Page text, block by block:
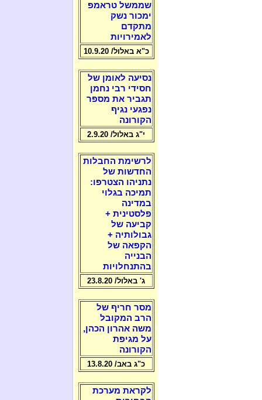
שממשל טראמפ
ימכור נשק
מתקדם
לאמירויות
כ"א באלול/ 10.9.20
נסיעה לאומן של
חסידי רבי נחמן
תגביר את מספר
נפגעי נגיף
הקורונה
י"ג באלול/ 2.9.20
לרשימת החבלות
החדשות של
נתניהו הצטרפו:
תמיכה בגלוי
במדינה
פלסטינית +
קביעה של
גבולותיה +
הקפאה של
הבנייה
בהתנחלויות
ג' באלול/ 23.8.20
מסר חריף של
הרב המקובל
משה אהרון הכהן,
על מגיפת
הקורונה
כ"ג באב/ 13.8.20
לקראת מערכת